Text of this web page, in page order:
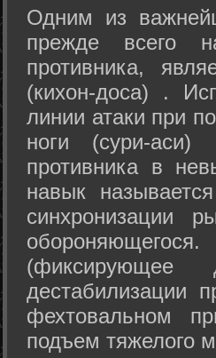
Одним из
прежде всего
противника,
(кихон-доса) .
линии атаки при
ноги (сури-
противника в
навык
синхронизации
(фиксирующее
дестабилизации
фехтовальном
подъем тяжелого